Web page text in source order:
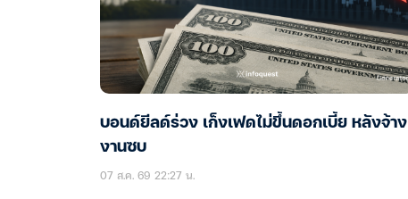
บอนด์ยีลด์ร่วง เก็งเฟดไม่ขึ้นดอกเบี้ย หลังจ้าง
งานซบ
07 ส.ค. 69 22:27 น.